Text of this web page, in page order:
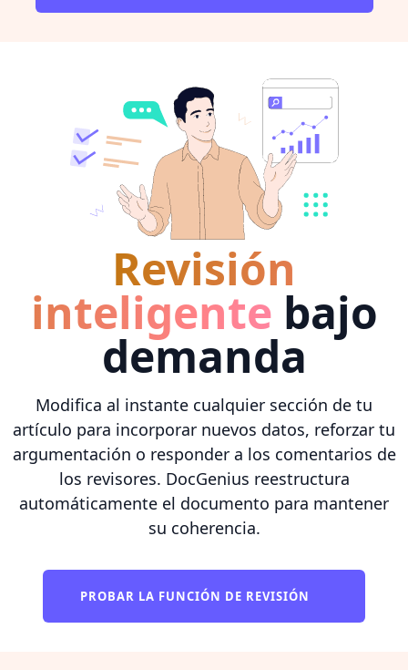
Revisión
inteligente bajo
demanda
Modifica al instante cualquier sección de tu
artículo para incorporar nuevos datos, reforzar tu
argumentación o responder a los comentarios de
los revisores. DocGenius reestructura
automáticamente el documento para mantener
su coherencia.
PROBAR LA FUNCIÓN DE REVISIÓN